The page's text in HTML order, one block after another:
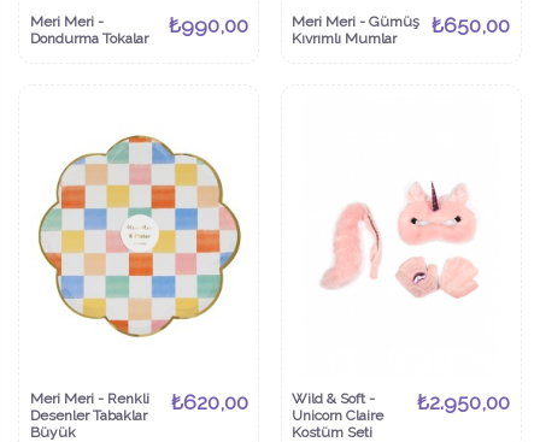
Meri Meri -
Dondurma Tokalar
₺990,00
Meri Meri - Gümüş
Kıvrımlı Mumlar
₺650,00
Meri Meri - Renkli
Desenler Tabaklar
Büyük
₺620,00
Wild & Soft -
Unicorn Claire
Kostüm Seti
₺2.950,00